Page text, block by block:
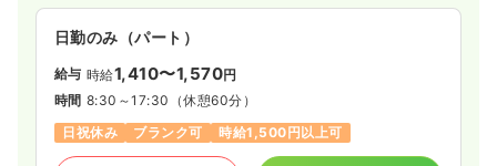
日勤のみ（パート）
給与 時給1,410〜1,570円
時間 8:30～17:30 （休憩60分）
日祝休み
ブランク可 時給1,500円以上可